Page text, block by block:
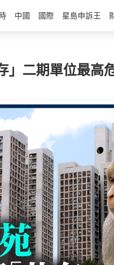
中國 國際 星島申訴王
」二期單位最高